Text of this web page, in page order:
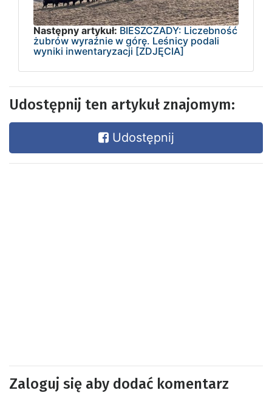
Następny artykuł: BIESZCZADY: Liczebność
żubrów wyraźnie w górę. Leśnicy podali
wyniki inwentaryzacji [ZDJĘCIA]
Udostępnij ten artykuł znajomym:
Udostępnij
Zaloguj się aby dodać komentarz